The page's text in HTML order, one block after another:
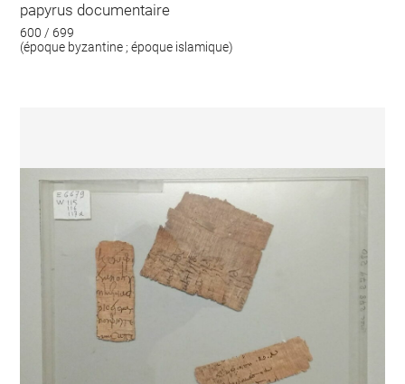
papyrus documentaire
600 / 699
(époque byzantine ; époque islamique)